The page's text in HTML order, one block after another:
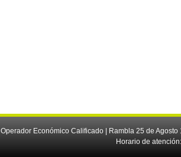
Operador Económico Calificado | Rambla 25 de
Horario de